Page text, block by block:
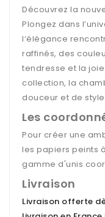
Découvrez la
Plongez dans
l’élégance
raffinés, des
tendresse et la
collection, la
douceur et de
Les
Pour créer une
les papiers peints
gamme d'unis
Livraison
Livraison offerte